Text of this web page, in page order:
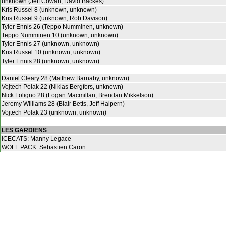
Kris Russel 8 (unknown, unknown)
Kris Russel 9 (unknown, Rob Davison)
Tyler Ennis 26 (Teppo Numminen, unknown)
Teppo Numminen 10 (unknown, unknown)
Tyler Ennis 27 (unknown, unknown)
Kris Russel 10 (unknown, unknown)
Tyler Ennis 28 (unknown, unknown)
Daniel Cleary 28 (Matthew Barnaby, unknown)
Vojtech Polak 22 (Niklas Bergfors, unknown)
Nick Foligno 28 (Logan Macmillan, Brendan Mikkelson)
Jeremy Williams 28 (Blair Betts, Jeff Halpern)
Vojtech Polak 23 (unknown, unknown)
LES GARDIENS
ICECATS: Manny Legace
WOLF PACK: Sebastien Caron